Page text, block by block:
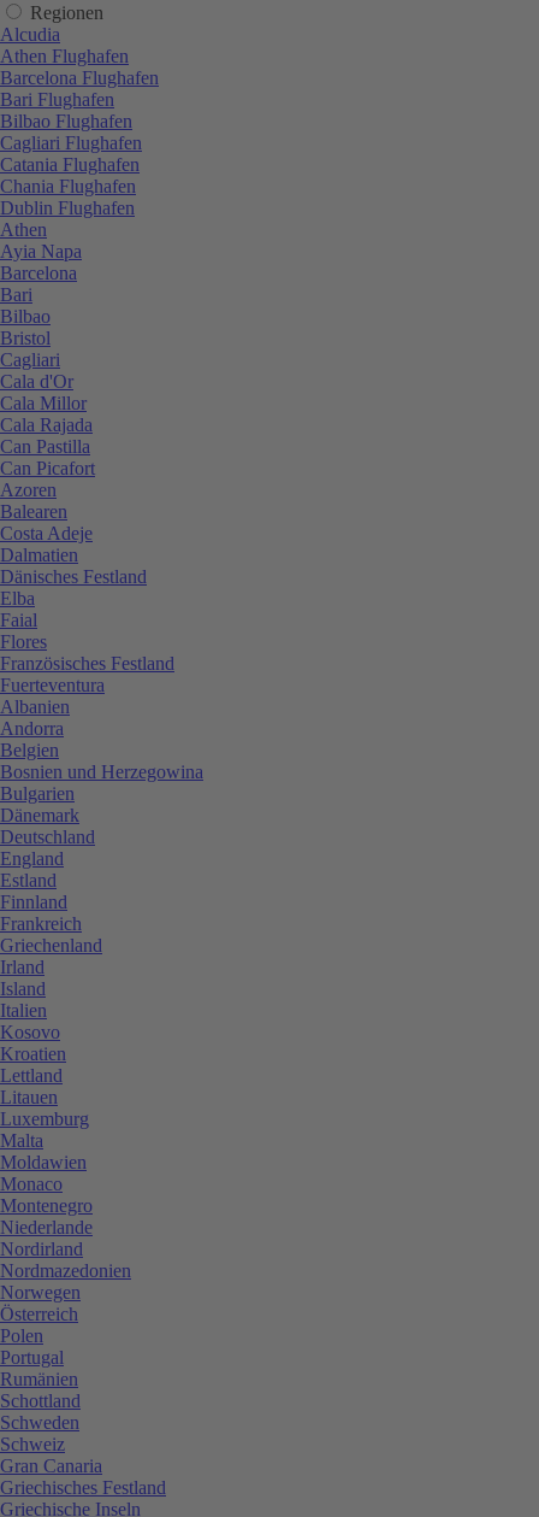
Regionen
Alcudia
Athen Flughafen
Barcelona Flughafen
Bari Flughafen
Bilbao Flughafen
Cagliari Flughafen
Catania Flughafen
Chania Flughafen
Dublin Flughafen
Athen
Ayia Napa
Barcelona
Bari
Bilbao
Bristol
Cagliari
Cala d'Or
Cala Millor
Cala Rajada
Can Pastilla
Can Picafort
Azoren
Balearen
Costa Adeje
Dalmatien
Dänisches Festland
Elba
Faial
Flores
Französisches Festland
Fuerteventura
Albanien
Andorra
Belgien
Bosnien und Herzegowina
Bulgarien
Dänemark
Deutschland
England
Estland
Finnland
Frankreich
Griechenland
Irland
Island
Italien
Kosovo
Kroatien
Lettland
Litauen
Luxemburg
Malta
Moldawien
Monaco
Montenegro
Niederlande
Nordirland
Nordmazedonien
Norwegen
Österreich
Polen
Portugal
Rumänien
Schottland
Schweden
Schweiz
Gran Canaria
Griechisches Festland
Griechische Inseln